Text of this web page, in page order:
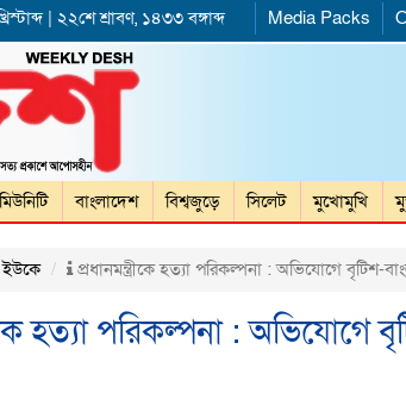
| ২২শে শ্রাবণ, ১৪৩৩ বঙ্গাব্দ Media Packs
বাংলাদেশ বিশ্বজুড়ে সিলেট মুখোমুখি
ইউকে প্রধানমন্ত্রীকে হত্যা পরিকল্পনা : অভিযোগে বৃটিশ-
হত্যা পরিকল্পনা : অভিযোগে